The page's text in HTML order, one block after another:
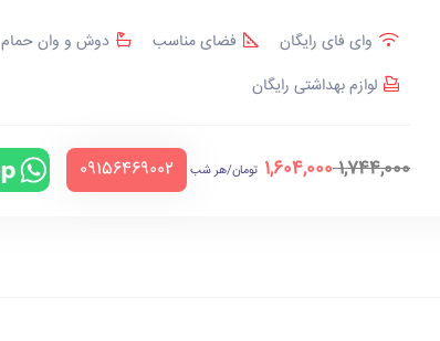
وای فای رایگان فضای مناسب
دوش و وان حمام
لوازم بهداشتی رایگان
1,744,000
1,604,000 تومان/هر شب ‪09156469002‬